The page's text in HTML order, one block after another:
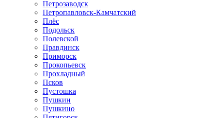
Петрозаводск
Петропавловск-Камчатский
Плёс
Подольск
Полевской
Правдинск
Приморск
Прокопьевск
Прохладный
Псков
Пустошка
Пушкин
Пушкино